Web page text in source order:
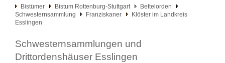
Bistümer Bistum Rottenburg-Stuttgart
Bettelorden
Schwesternsammlung
Franziskaner
Klöster im Landkreis
Esslingen
Schwesternsammlungen und
Drittordenshäuser Esslingen